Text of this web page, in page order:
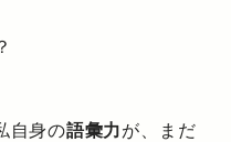
自身の語彙力が、まだ